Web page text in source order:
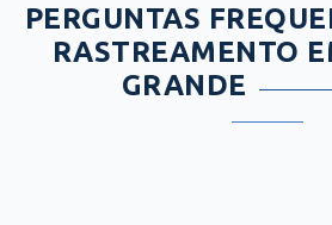
PERGUNTAS
RASTREAMENTO
GRANDE